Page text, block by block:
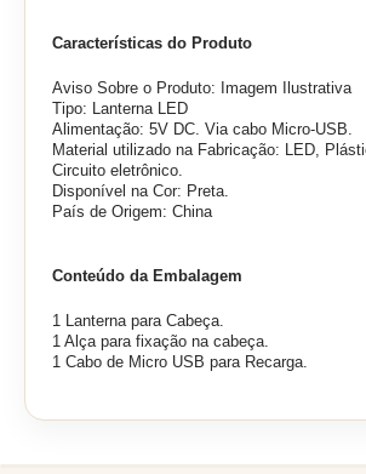
Características do Produto
Aviso Sobre o Produto: Imagem Ilustrativa
Tipo: Lanterna LED
Alimentação: 5V DC. Via cabo Micro-USB.
Material utilizado na Fabricação: LED,
Circuito eletrônico.
Disponível na Cor: Preta.
País de Origem: China
Conteúdo da Embalagem
1 Lanterna para Cabeça.
1 Alça para fixação na cabeça.
1 Cabo de Micro USB para Recarga.